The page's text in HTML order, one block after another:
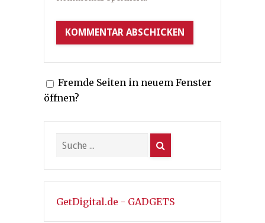
Fremde Seiten in neuem Fenster
öffnen?
GetDigital.de - GADGETS